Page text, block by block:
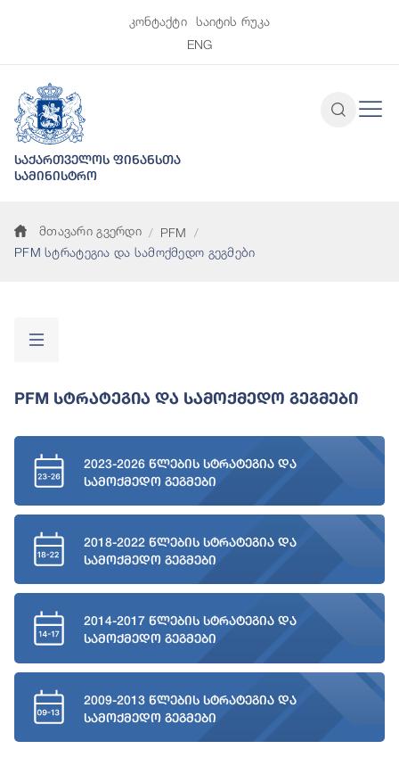
კონტაქტი
საიტის რუკა
ENG
საქართველოს ფინანსთა
სამინისტრო
მთავარი გვერდი
PFM
PFM სტრატეგია და სამოქმედო გეგმები
PFM Სტრატეგია Და Სამოქმედო Გეგმები
2023-2026 წლების სტრატეგია და
სამოქმედო გეგმები
2018-2022 წლების სტრატეგია და
სამოქმედო გეგმები
2014-2017 წლების სტრატეგია და
სამოქმედო გეგმები
2009-2013 წლების სტრატეგია და
სამოქმედო გეგმები